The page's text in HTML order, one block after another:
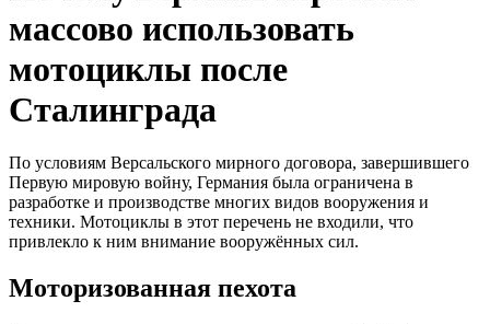
массово использовать
мотоциклы после
Сталинграда
По условиям Версальского мирного договора, завершившего
Первую мировую войну, Германия была ограничена в
разработке и производстве многих видов вооружения и
техники. Мотоциклы в этот перечень не входили, что
привлекло к ним внимание вооружённых сил.
Моторизованная пехота